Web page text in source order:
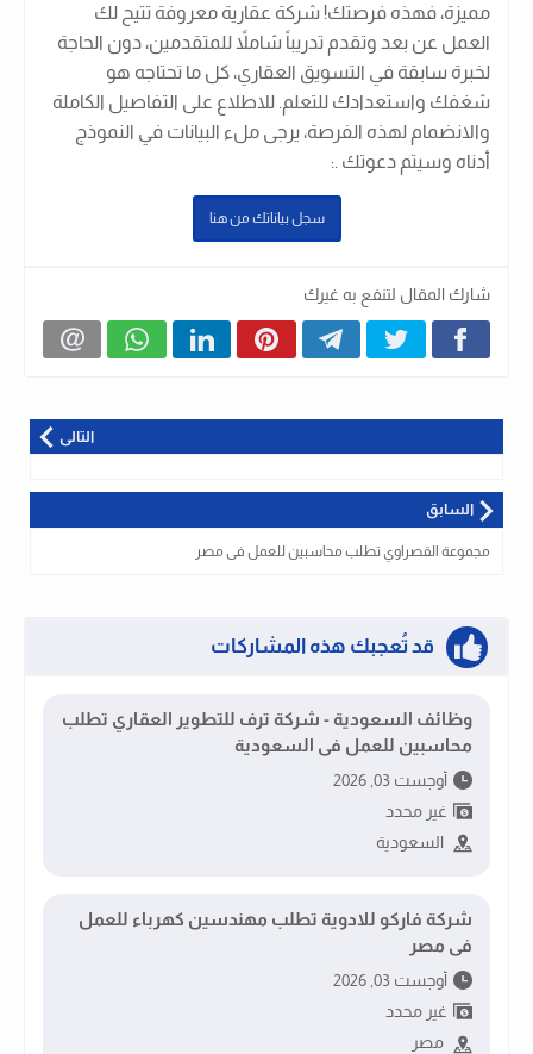
مميزة، فهذه فرصتك! شركة عقارية معروفة تتيح لك
العمل عن بعد وتقدم تدريباً شاملاً للمتقدمين، دون الحاجة
لخبرة سابقة في التسويق العقاري، كل ما تحتاجه هو
شغفك واستعدادك للتعلم. للاطلاع على التفاصيل الكاملة
والانضمام لهذه الفرصة، يرجى ملء البيانات في النموذج
أدناه وسيتم دعوتك .:
سجل بياناتك من هنا
شارك المقال لتنفع به غيرك
التالى
السابق
مجموعة القصراوي تطلب محاسبين للعمل فى مصر
قد تُعجبك هذه المشاركات
وظائف السعودية - شركة ترف للتطوير العقاري تطلب
محاسبين للعمل فى السعودية
أوجست 03, 2026
غير محدد
السعودية
شركة فاركو للادوية تطلب مهندسين كهرباء للعمل
فى مصر
أوجست 03, 2026
غير محدد
مصر